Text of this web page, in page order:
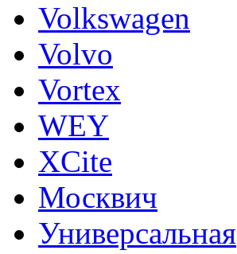
Volkswagen
Volvo
Vortex
WEY
XCite
Москвич
Универсальная